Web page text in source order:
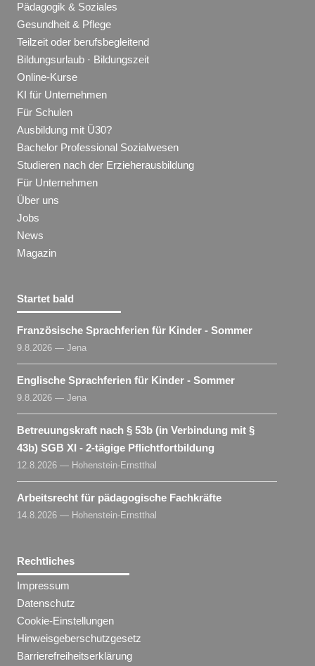
Pädagogik & Soziales
Gesundheit & Pflege
Teilzeit oder berufsbegleitend
Bildungsurlaub · Bildungszeit
Online-Kurse
KI für Unternehmen
Für Schulen
Ausbildung mit Ü30?
Bachelor Professional Sozialwesen
Studieren nach der Erzieherausbildung
Für Unternehmen
Über uns
Jobs
News
Magazin
Startet bald
Französische Sprachferien für Kinder - Sommer
9.8.2026 — Jena
Englische Sprachferien für Kinder - Sommer
9.8.2026 — Jena
Betreuungskraft nach § 53b (in Verbindung mit §
43b) SGB XI - 2-tägige Pflichtfortbildung
12.8.2026 — Hohenstein-Ernstthal
Arbeitsrecht für pädagogische Fachkräfte
14.8.2026 — Hohenstein-Ernstthal
Rechtliches
Impressum
Datenschutz
Cookie-Einstellungen
Hinweisgeberschutzgesetz
Barrierefreiheitserklärung